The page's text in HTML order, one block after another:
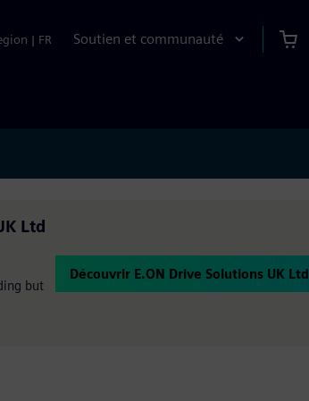
| FR Soutien et communauté
Ltd
but
Découvrir E.ON Drive Solutions UK Ltd